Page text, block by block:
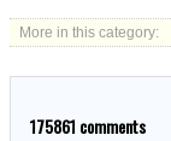
More in this category:
175861 comments